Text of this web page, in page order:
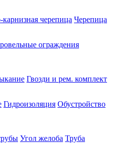
карнизная черепица Черепица
ограждения
Гвозди и рем. комплект
Гидроизоляция Обустройство
Угол желоба Труба